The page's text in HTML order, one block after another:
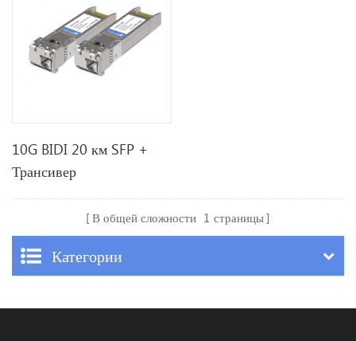
10G BIDI 20 км SFP +
Трансивер
В общей сложности 1 страницы
Категории